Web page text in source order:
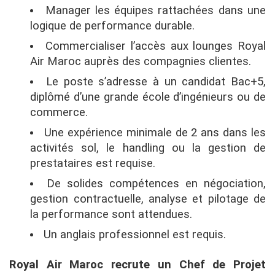
Manager les équipes rattachées dans une
logique de performance durable.
Commercialiser l’accès aux lounges Royal
Air Maroc auprès des compagnies clientes.
Le poste s’adresse à un candidat Bac+5,
diplômé d’une grande école d’ingénieurs ou de
commerce.
Une expérience minimale de 2 ans dans les
activités sol, le handling ou la gestion de
prestataires est requise.
De solides compétences en négociation,
gestion contractuelle, analyse et pilotage de
la performance sont attendues.
Un anglais professionnel est requis.
Royal Air Maroc recrute un Chef de Projet